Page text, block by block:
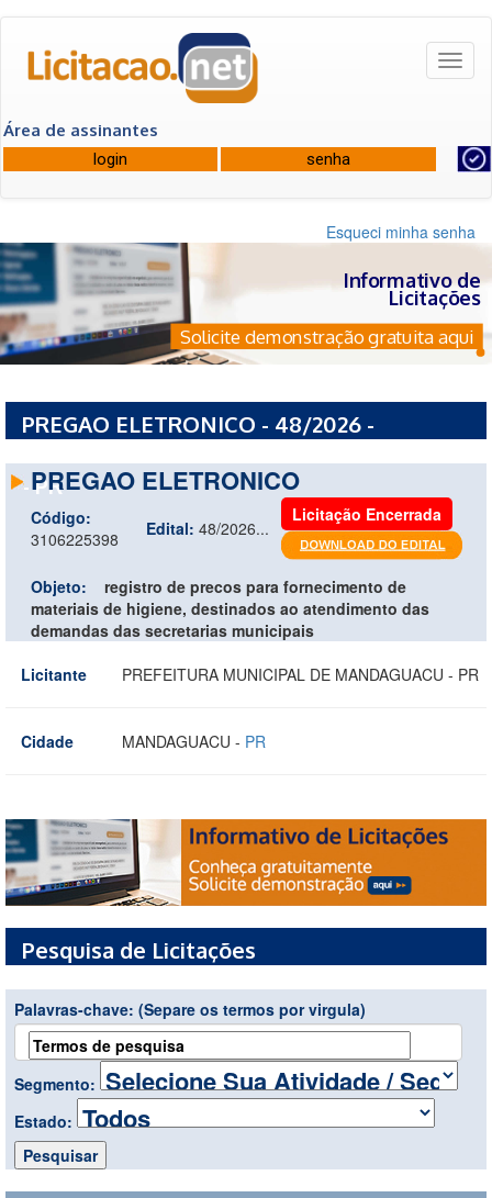
Área de assinantes
Esqueci minha senha
Informativo de
Licitações
Solicite demonstração gratuita aqui
PREGAO ELETRONICO - 48/2026 -
- PR
PREGAO ELETRONICO
Código:
3106225398
Edital: 48/2026...
Licitação Encerrada
Objeto:
registro de precos para fornecimento de
materiais de higiene, destinados ao atendimento das
demandas das secretarias municipais
Licitante
PREFEITURA MUNICIPAL DE MANDAGUACU - PR
Cidade MANDAGUACU - PR
Pesquisa de Licitações
Palavras-chave: (Separe os termos por virgula)
Segmento:
Estado: